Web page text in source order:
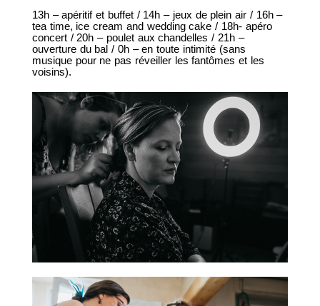
13h – apéritif et buffet / 14h – jeux de plein air / 16h –
tea time, ice cream and wedding cake / 18h- apéro
concert / 20h – poulet aux chandelles / 21h –
ouverture du bal / 0h – en toute intimité (sans
musique pour ne pas réveiller les fantômes et les
voisins).